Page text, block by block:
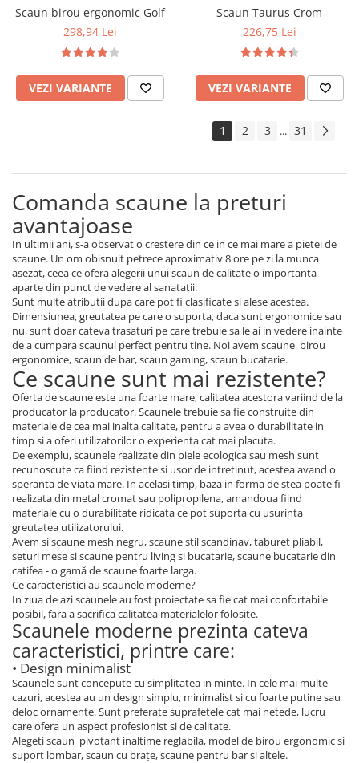
Scaun birou ergonomic Golf
298,94 Lei
VEZI VARIANTE
Scaun Taurus Crom
226,75 Lei
VEZI VARIANTE
1 2 3 ... 31
Comanda scaune la preturi
avantajoase
In ultimii ani, s-a observat o crestere din ce in ce mai mare a pietei de
scaune. Un om obisnuit petrece aproximativ 8 ore pe zi la munca
asezat, ceea ce ofera alegerii unui scaun de calitate o importanta
aparte din punct de vedere al sanatatii.
Sunt multe atributii dupa care pot fi clasificate si alese acestea.
Dimensiunea, greutatea pe care o suporta, daca sunt ergonomice sau
nu, sunt doar cateva trasaturi pe care trebuie sa le ai in vedere inainte
de a cumpara scaunul perfect pentru tine. Noi avem scaune birou
ergonomice, scaun de bar, scaun gaming, scaun bucatarie.
Ce scaune sunt mai rezistente?
Oferta de scaune este una foarte mare, calitatea acestora variind de la
producator la producator. Scaunele trebuie sa fie construite din
materiale de cea mai inalta calitate, pentru a avea o durabilitate in
timp si a oferi utilizatorilor o experienta cat mai placuta.
De exemplu, scaunele realizate din piele ecologica sau mesh sunt
recunoscute ca fiind rezistente si usor de intretinut, acestea avand o
speranta de viata mare. In acelasi timp, baza in forma de stea poate fi
realizata din metal cromat sau polipropilena, amandoua fiind
materiale cu o durabilitate ridicata ce pot suporta cu usurinta
greutatea utilizatorului.
Avem si scaune mesh negru, scaune stil scandinav, taburet pliabil,
seturi mese si scaune pentru living si bucatarie, scaune bucatarie din
catifea - o gamă de scaune foarte larga.
Ce caracteristici au scaunele moderne?
In ziua de azi scaunele au fost proiectate sa fie cat mai confortabile
posibil, fara a sacrifica calitatea materialelor folosite.
Scaunele moderne prezinta cateva
caracteristici, printre care:
• Design minimalist
Scaunele sunt concepute cu simplitatea in minte. In cele mai multe
cazuri, acestea au un design simplu, minimalist si cu foarte putine sau
deloc ornamente. Sunt preferate suprafetele cat mai netede, lucru
care ofera un aspect profesionist si de calitate.
Alegeti scaun pivotant inaltime reglabila, model de birou ergonomic si
suport lombar, scaun cu brațe, scaune pentru bar si altele.